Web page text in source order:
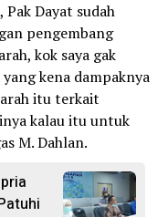
Dayat sudah
pengembang
kok saya gak
kena dampaknya
itu terkait
kalau itu untuk
M. Dahlan.